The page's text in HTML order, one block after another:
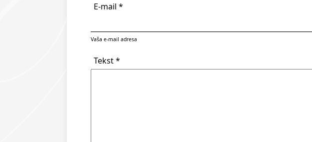
E-mail *
Vaša e-mail adresa
Tekst *